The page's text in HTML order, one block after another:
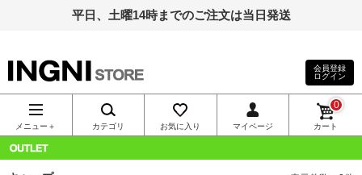
平日、土曜14時までのご注文は当日発送
INGNI（イン
グ）公式通
販｜INGNI
会員登録
ログイン
メニュー＋ カテゴリ お気に入り マイページ カート
0